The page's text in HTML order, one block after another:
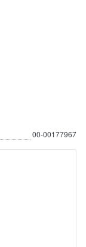
00-00177967